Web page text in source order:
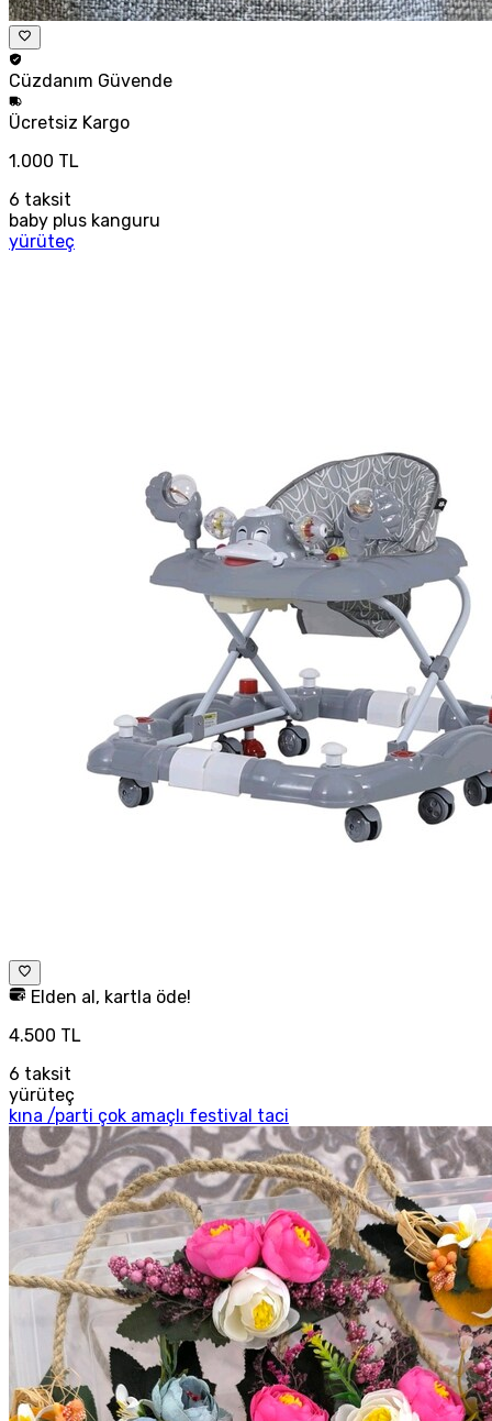
Cüzdanım Güvende
Ücretsiz Kargo
1.000 TL
6 taksit
baby plus kanguru
yürüteç
Elden al, kartla öde!
4.500 TL
6 taksit
yürüteç
kına /parti çok amaçlı festival taci